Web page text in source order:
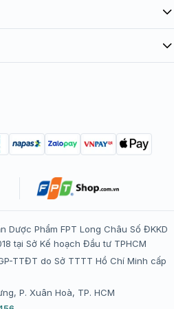
Long Châu
cá nhân
tại trung tâm tiêm chủng
nhận đặc quyền”
Phẩm FPT Long Châu Số ĐKKD
tại Sở Kế hoạch Đầu tư TPHCM
TTĐT do Sở TTTT Hồ Chí Minh cấp
P. Xuân Hoà, TP. HCM